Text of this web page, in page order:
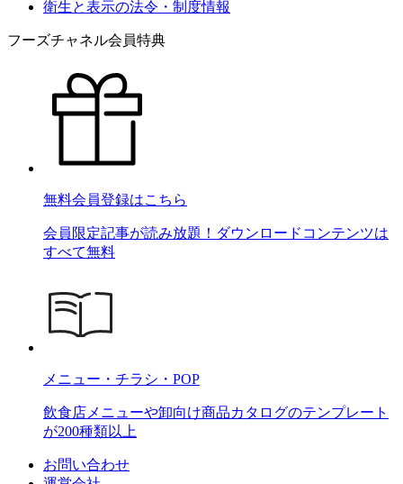
衛生と表示の法令・制度情報
フーズチャネル会員特典
無料会員登録はこちら
会員限定記事が読み放題！ダウンロードコンテンツは
すべて無料
メニュー・チラシ・POP
飲食店メニューや卸向け商品カタログのテンプレート
が200種類以上
お問い合わせ